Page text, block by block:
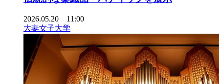
2026.05.20 11:00
大妻女子大学